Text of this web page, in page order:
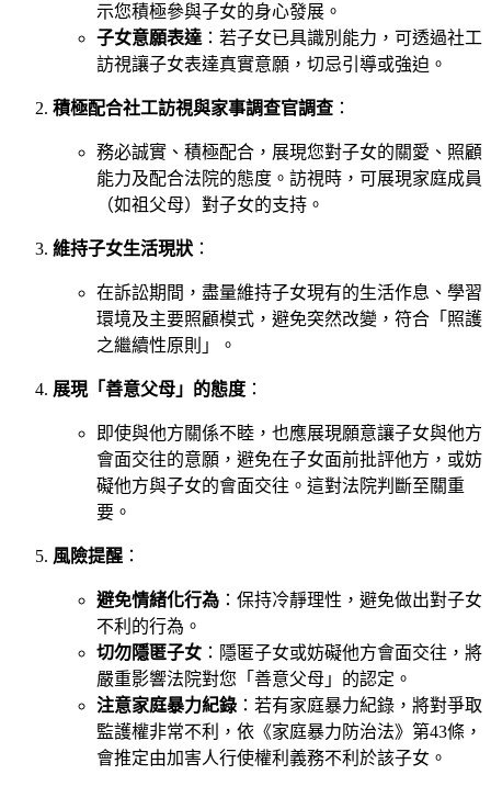
示您積極參與子女的身心發展。
子女意願表達 ：若子女已具識別能力，可透過社工
訪視讓子女表達真實意願，切忌引導或強迫。
積極配合社工訪視與家事調查官調查 ：
務必誠實、積極配合，展現您對子女的關愛、照顧
能力及配合法院的態度。訪視時，可展現家庭成員
（如祖父母）對子女的支持。
維持子女生活現狀 ：
在訴訟期間，盡量維持子女現有的生活作息、學習
環境及主要照顧模式，避免突然改變，符合「照護
之繼續性原則」。
展現「善意父母」的態度 ：
即使與他方關係不睦，也應展現願意讓子女與他方
會面交往的意願，避免在子女面前批評他方，或妨
礙他方與子女的會面交往。這對法院判斷至關重
要。
風險提醒 ：
避免情緒化行為 ：保持冷靜理性，避免做出對子女
不利的行為。
切勿隱匿子女 ：隱匿子女或妨礙他方會面交往，將
嚴重影響法院對您「善意父母」的認定。
注意家庭暴力紀錄 ：若有家庭暴力紀錄，將對爭取
監護權非常不利，依《家庭暴力防治法》第43條，
會推定由加害人行使權利義務不利於該子女。